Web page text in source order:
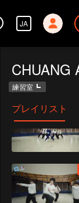
JA
練習室
プレイリスト